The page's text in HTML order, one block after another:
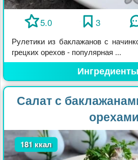
5.0 3
Рулетики из баклажанов с
грецких орехов - популярная ...
Ингредиенты
Салат с
орехами
181 ккал